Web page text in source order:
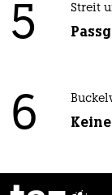
5 Streit
6